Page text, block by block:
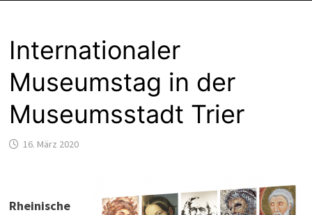
Internationaler
Museumstag in der
Museumsstadt Trier
16. März 2020
Rheinische